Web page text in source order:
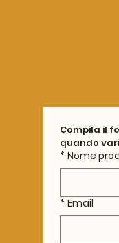
Compila il
quando
* Nome
* Email